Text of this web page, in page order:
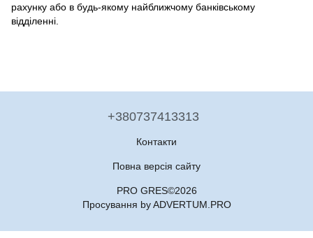
рахунку або в будь-якому найближчому банківському
відділенні.
+380737413313
Контакти
Повна версія сайту
PRO GRES©2026
Просування by ADVERTUM.PRO